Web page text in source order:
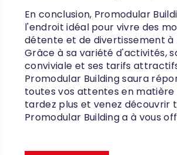
En conclusion, Promodular
l'endroit idéal pour vivre des
détente et de divertissement à
Grâce à sa variété d'activités,
conviviale et ses tarifs
Promodular Building saura
toutes vos attentes en matière
tardez plus et venez découvrir
Promodular Building a à vous